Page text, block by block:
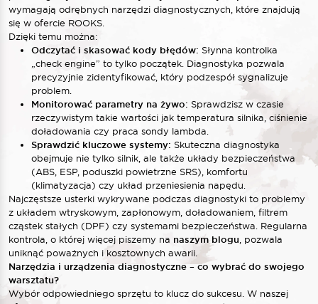
wymagają odrębnych narzędzi diagnostycznych, które znajdują
się w ofercie ROOKS.
Dzięki temu można:
Odczytać i skasować kody błędów: Słynna kontrolka
„check engine” to tylko początek. Diagnostyka pozwala
precyzyjnie zidentyfikować, który podzespół sygnalizuje
problem.
Monitorować parametry na żywo: Sprawdzisz w czasie
rzeczywistym takie wartości jak temperatura silnika, ciśnienie
doładowania czy praca sondy lambda.
Sprawdzić kluczowe systemy: Skuteczna diagnostyka
obejmuje nie tylko silnik, ale także układy bezpieczeństwa
(ABS, ESP, poduszki powietrzne SRS), komfortu
(klimatyzacja) czy układ przeniesienia napędu.
Najczęstsze usterki wykrywane podczas diagnostyki to problemy
z układem wtryskowym, zapłonowym, doładowaniem, filtrem
cząstek stałych (DPF) czy systemami bezpieczeństwa. Regularna
kontrola, o której więcej piszemy na naszym blogu , pozwala
uniknąć poważnych i kosztownych awarii.
Narzędzia i urządzenia diagnostyczne – co wybrać do swojego
warsztatu?
Wybór odpowiedniego sprzętu to klucz do sukcesu. W naszej